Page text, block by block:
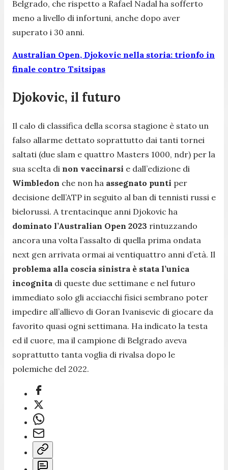
Belgrado, che rispetto a Rafael Nadal ha sofferto
meno a livello di infortuni, anche dopo aver
superato i 30 anni.
Australian Open, Djokovic nella storia: trionfo in
finale contro Tsitsipas
Djokovic, il futuro
Il calo di classifica della scorsa stagione è stato un
falso allarme dettato soprattutto dai tanti tornei
saltati (due slam e quattro Masters 1000, ndr) per la
sua scelta di non vaccinarsi e dall’edizione di
Wimbledon che non ha assegnato punti per
decisione dell’ATP in seguito al ban di tennisti russi e
bielorussi. A trentacinque anni Djokovic ha
dominato l’Australian Open 2023 rintuzzando
ancora una volta l’assalto di quella prima ondata
next gen arrivata ormai ai ventiquattro anni d’età. Il
problema alla coscia sinistra è stata l’unica
incognita di queste due settimane e nel futuro
immediato solo gli acciacchi fisici sembrano poter
impedire all’allievo di Goran Ivanisevic di giocare da
favorito quasi ogni settimana. Ha indicato la testa
ed il cuore, ma il campione di Belgrado aveva
soprattutto tanta voglia di rivalsa dopo le
polemiche del 2022.